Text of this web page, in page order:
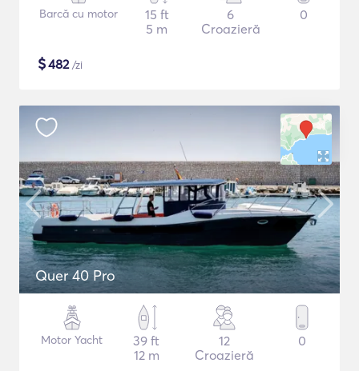
Barcă cu motor
15 ft
5 m
6
Croazieră
0
$482/zi
Quer 40 Pro
Motor Yacht
39 ft
12 m
12
Croazieră
0